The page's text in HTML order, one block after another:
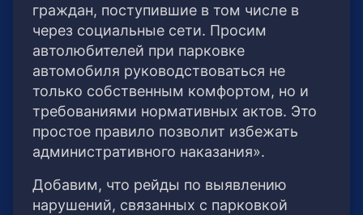
граждан, поступившие в том числе в
через социальные сети. Просим
автолюбителей при парковке
автомобиля руководствоваться не
только собственным комфортом, но и
требованиями нормативных актов. Это
простое правило позволит избежать
административного наказания».
Добавим, что рейды по выявлению
нарушений, связанных с парковкой